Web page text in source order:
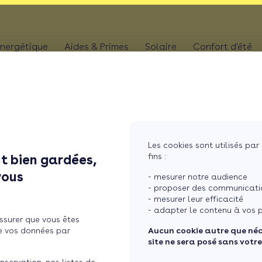
bien gardées,
que vous êtes
vos données par
Les cookies sont utilisés
fins :
- mesurer notre audience
- proposer des
- mesurer leur efficacité
- adapter le contenu à vos
Aucun cookie autre que
site ne sera posé sans
Chaudière
Dépannage chauffage
Aides & Primes
Aides chauffe-eau
thermodynamique
Solaire
Batterie panneaux
Confort d'été
Pergola
Store
à chaleur pour une